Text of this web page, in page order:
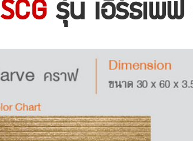
SCGรุ่น เอิร์ธเพฟ